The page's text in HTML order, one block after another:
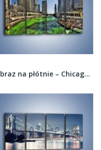
Obraz na płótnie – Chicago River w Dzień św....